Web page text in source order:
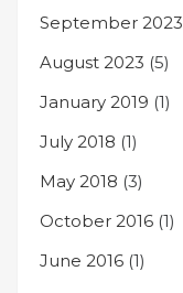
September 2023
August 2023 (5)
January 2019 (1)
July 2018 (1)
May 2018 (3)
October 2016 (1)
June 2016 (1)